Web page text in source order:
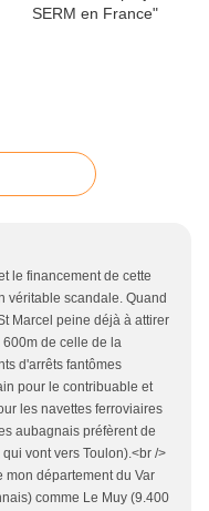
le financement de cette
véritable scandale. Quand
Marcel peine déjà à attirer
600m de celle de la
d'arrêts fantômes
pour le contribuable et
les navettes ferroviaires
aubagnais préfèrent de
vont vers Toulon).<br />
mon département du Var
comme Le Muy (9.400